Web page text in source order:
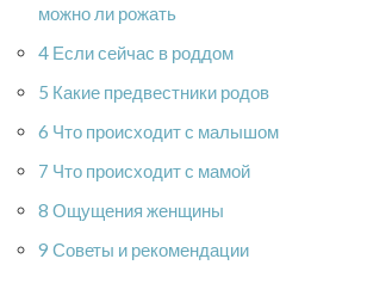
можно ли рожать
4 Если сейчас в роддом
5 Какие предвестники родов
6 Что происходит с малышом
7 Что происходит с мамой
8 Ощущения женщины
9 Советы и рекомендации